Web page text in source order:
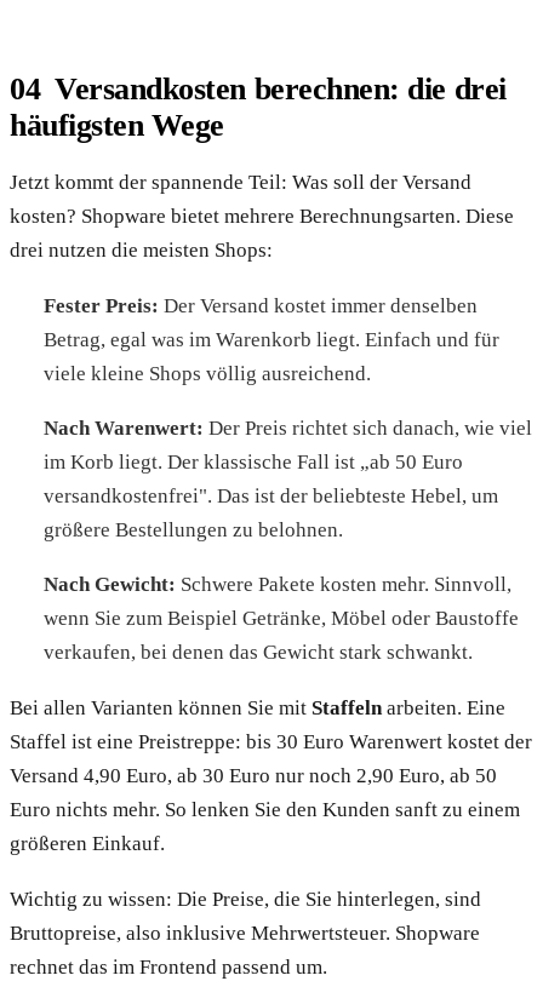
Versandkosten berechnen: die drei
häufigsten Wege
Jetzt kommt der spannende Teil: Was soll der Versand
kosten? Shopware bietet mehrere Berechnungsarten. Diese
drei nutzen die meisten Shops:
Fester Preis: Der Versand kostet immer denselben
Betrag, egal was im Warenkorb liegt. Einfach und für
viele kleine Shops völlig ausreichend.
Nach Warenwert: Der Preis richtet sich danach, wie viel
im Korb liegt. Der klassische Fall ist „ab 50 Euro
versandkostenfrei". Das ist der beliebteste Hebel, um
größere Bestellungen zu belohnen.
Nach Gewicht: Schwere Pakete kosten mehr. Sinnvoll,
wenn Sie zum Beispiel Getränke, Möbel oder Baustoffe
verkaufen, bei denen das Gewicht stark schwankt.
Bei allen Varianten können Sie mit Staffelnarbeiten. Eine
Staffel ist eine Preistreppe: bis 30 Euro Warenwert kostet der
Versand 4,90 Euro, ab 30 Euro nur noch 2,90 Euro, ab 50
Euro nichts mehr. So lenken Sie den Kunden sanft zu einem
größeren Einkauf.
Wichtig zu wissen: Die Preise, die Sie hinterlegen, sind
Bruttopreise, also inklusive Mehrwertsteuer. Shopware
rechnet das im Frontend passend um.